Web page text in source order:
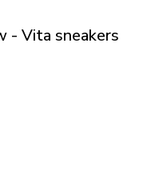
- Vita sneakers